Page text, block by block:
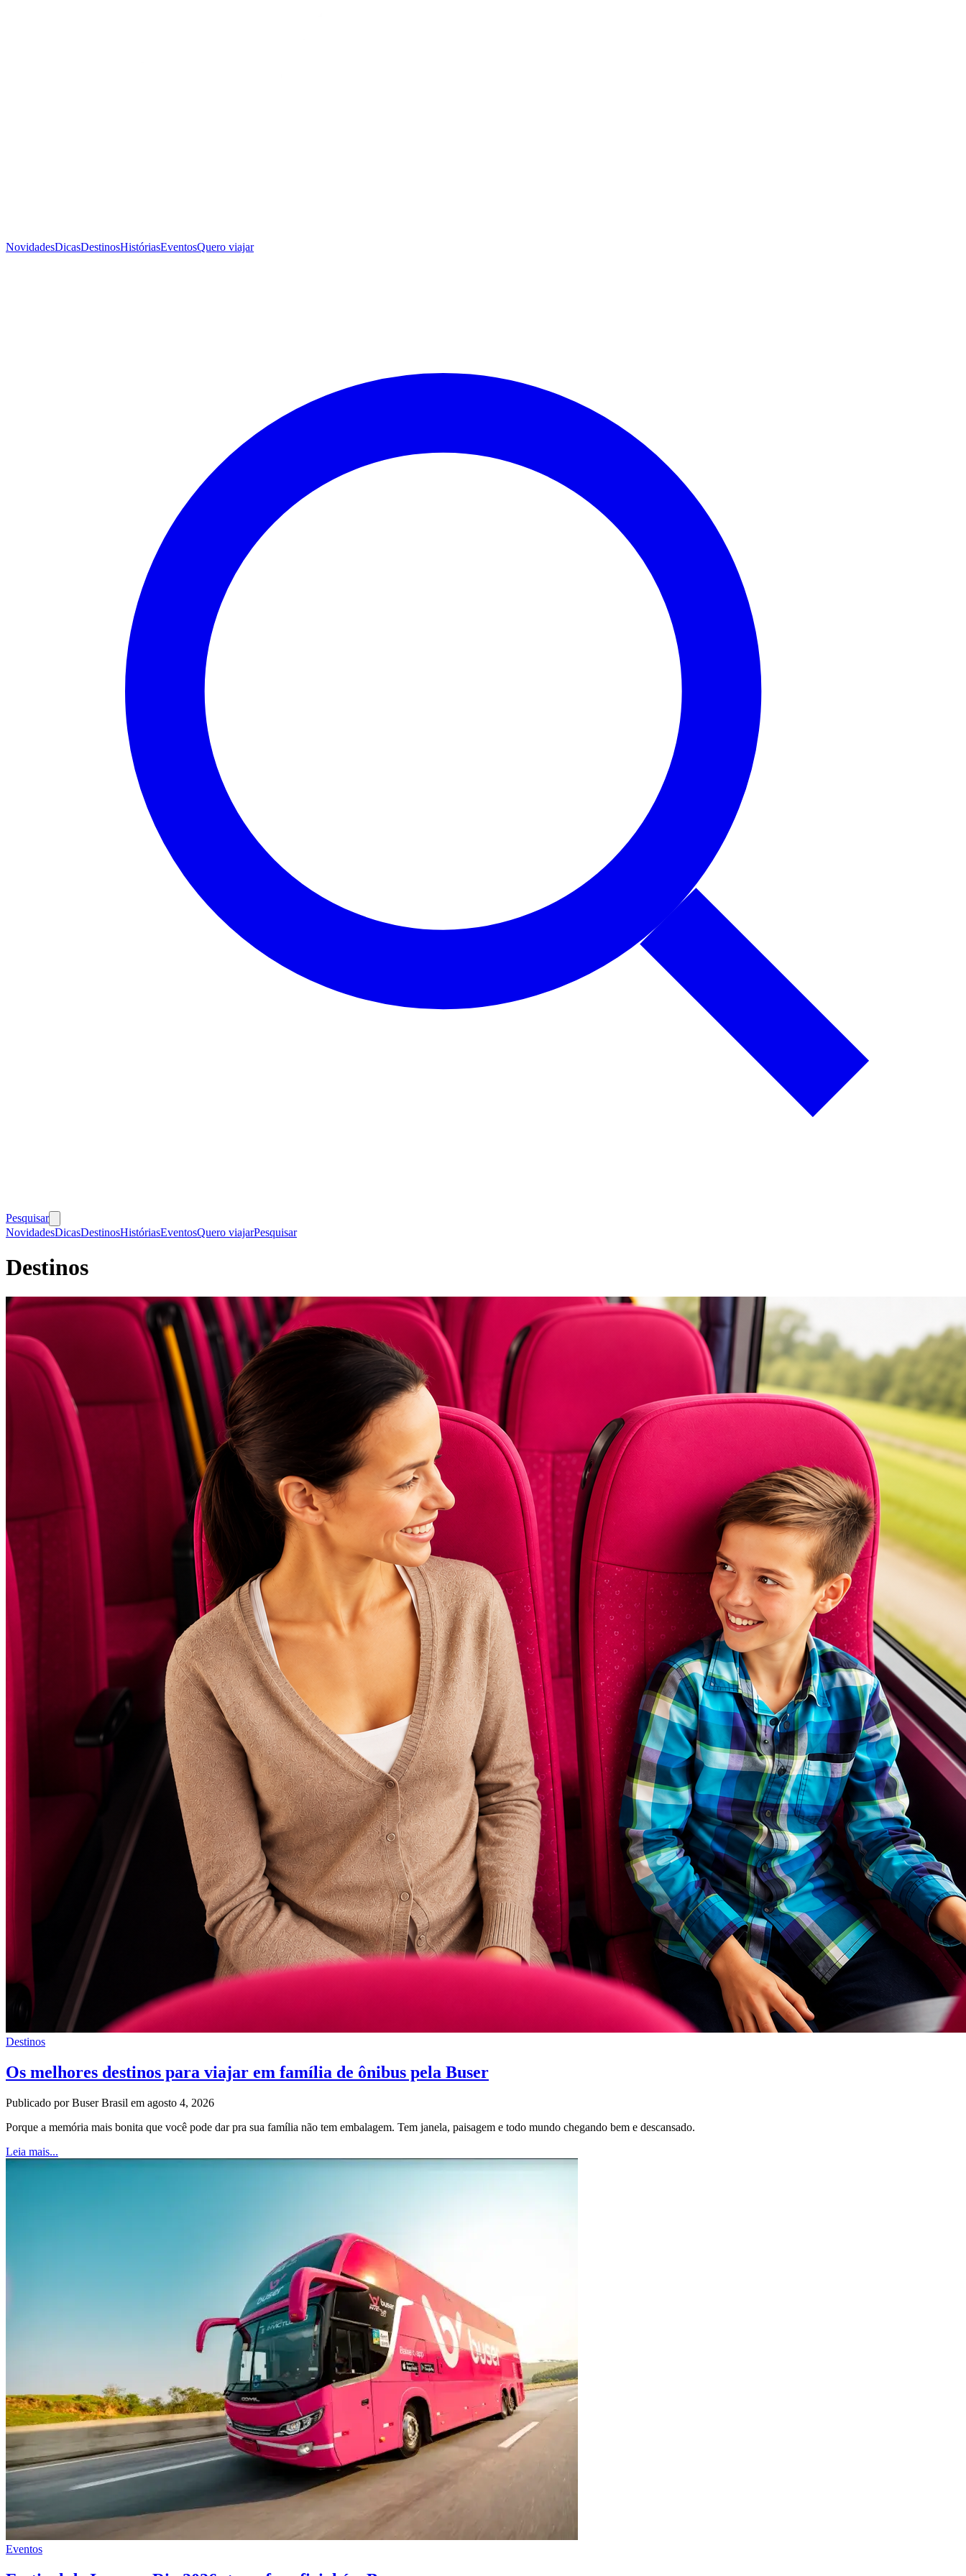
NovidadesDicasDestinosHistóriasEventosQuero viajar
Pesquisar
NovidadesDicasDestinosHistóriasEventosQuero viajarPesquisar
Destinos
Destinos
Os melhores destinos para viajar em família de ônibus pela Buser
Publicado por Buser Brasil em agosto 4, 2026
Porque a memória mais bonita que você pode dar pra sua família não tem embalagem. Tem janela, paisagem e todo mundo chegando bem e descansado.
Leia mais...
Eventos